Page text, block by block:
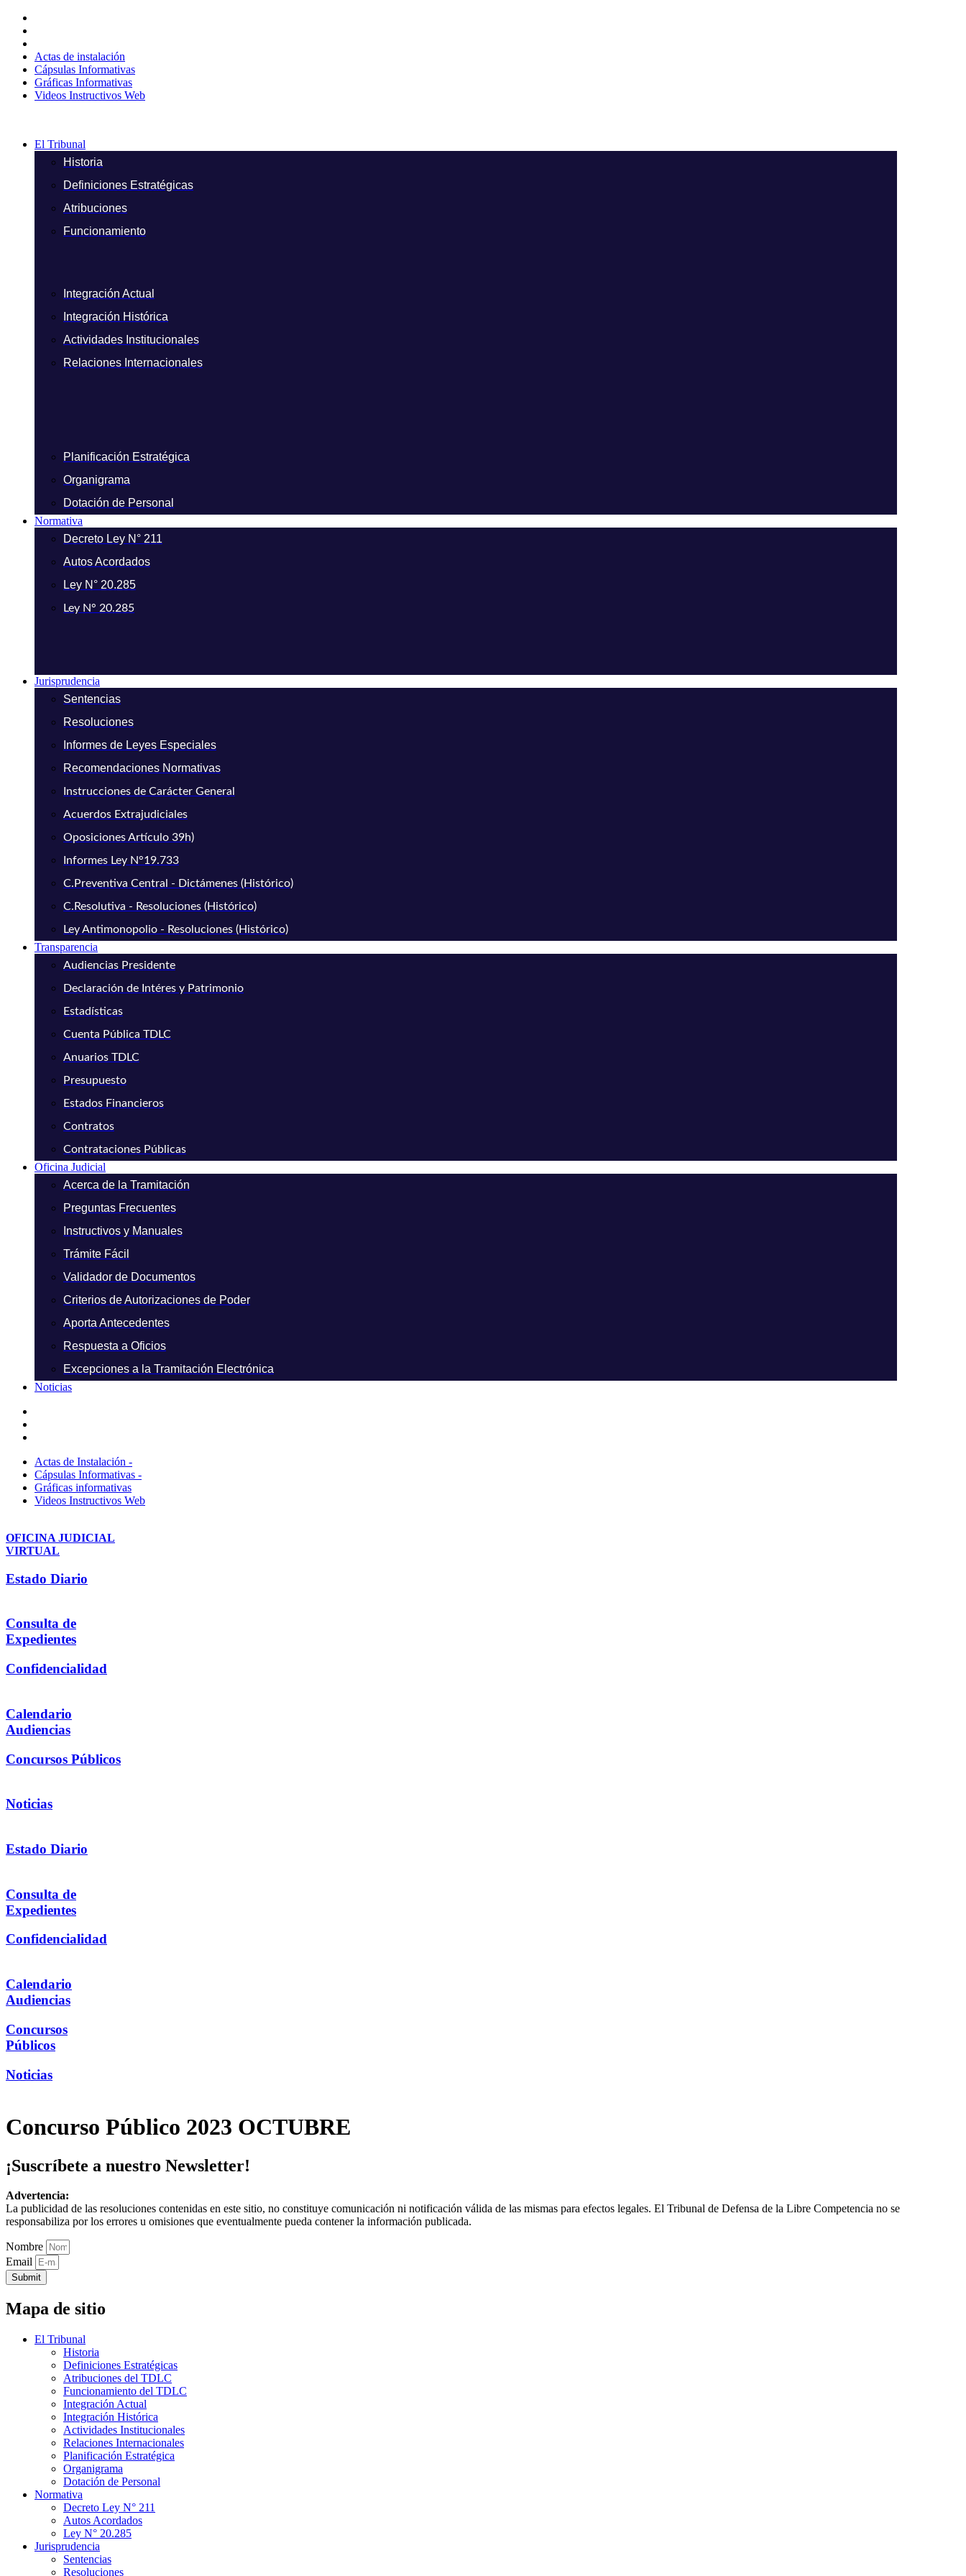
contenido
Actas de instalación
Cápsulas Informativas
Gráficas Informativas
Videos Instructivos Web
El Tribunal
Historia
Definiciones Estratégicas
Atribuciones
Funcionamiento
Integración Actual
Integración Histórica
Actividades Institucionales
Relaciones Internacionales
Planificación Estratégica
Organigrama
Dotación de Personal
Normativa
Decreto Ley N° 211
Autos Acordados
Ley N° 20.285
Ley N° 20.285
Jurisprudencia
Sentencias
Resoluciones
Informes de Leyes Especiales
Recomendaciones Normativas
Instrucciones de Carácter General
Acuerdos Extrajudiciales
Oposiciones Artículo 39h)
Informes Ley N°19.733
C.Preventiva Central - Dictámenes (Histórico)
C.Resolutiva - Resoluciones (Histórico)
Ley Antimonopolio - Resoluciones (Histórico)
Transparencia
Audiencias Presidente
Declaración de Intéres y Patrimonio
Estadísticas
Cuenta Pública TDLC
Anuarios TDLC
Presupuesto
Estados Financieros
Contratos
Contrataciones Públicas
Oficina Judicial
Acerca de la Tramitación
Preguntas Frecuentes
Instructivos y Manuales
Trámite Fácil
Validador de Documentos
Criterios de Autorizaciones de Poder
Aporta Antecedentes
Respuesta a Oficios
Excepciones a la Tramitación Electrónica
Noticias
Actas de Instalación -
Cápsulas Informativas -
Gráficas informativas
Videos Instructivos Web
OFICINA JUDICIAL
VIRTUAL
Estado Diario
Consulta de
Expedientes
Confidencialidad
Calendario
Audiencias
Concursos Públicos
Noticias
Estado Diario
Consulta de
Expedientes
Confidencialidad
Calendario
Audiencias
Concursos
Públicos
Noticias
Concurso Público 2023 OCTUBRE
¡Suscríbete a nuestro Newsletter!
Advertencia:
La publicidad de las resoluciones contenidas en este sitio, no constituye comunicación ni notificación válida de las mismas para efectos legales. El Tribunal de Defensa de la Libre Competencia no se
responsabiliza por los errores u omisiones que eventualmente pueda contener la información publicada.
Nombre
Email
Submit
Mapa de sitio
El Tribunal
Historia
Definiciones Estratégicas
Atribuciones del TDLC
Funcionamiento del TDLC
Integración Actual
Integración Histórica
Actividades Institucionales
Relaciones Internacionales
Planificación Estratégica
Organigrama
Dotación de Personal
Normativa
Decreto Ley N° 211
Autos Acordados
Ley N° 20.285
Jurisprudencia
Sentencias
Resoluciones